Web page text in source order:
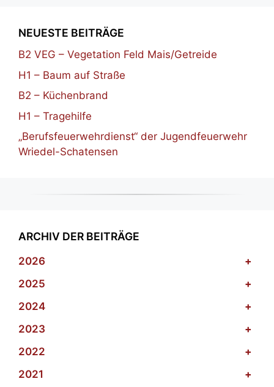
NEUESTE BEITRÄGE
B2 VEG – Vegetation Feld Mais/Getreide
H1 – Baum auf Straße
B2 – Küchenbrand
H1 – Tragehilfe
„Berufsfeuerwehrdienst“ der Jugendfeuerwehr
Wriedel-Schatensen
ARCHIV DER BEITRÄGE
2026
+
2025
+
2024
+
2023
+
2022
+
2021
+